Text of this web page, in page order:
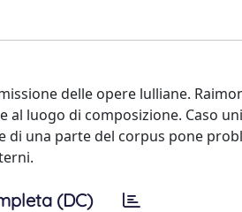
delle opere lulliane.
luogo di composizione. Caso
una parte del corpus pone
(DC)